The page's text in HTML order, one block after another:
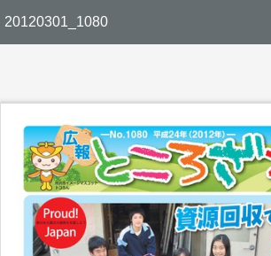
20120301_1080